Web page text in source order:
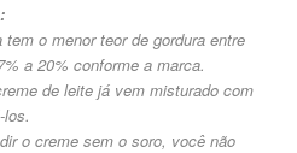
o menor teor de gordura entre
a 20% conforme a marca.
de leite já vem misturado com
o creme sem o soro, você não